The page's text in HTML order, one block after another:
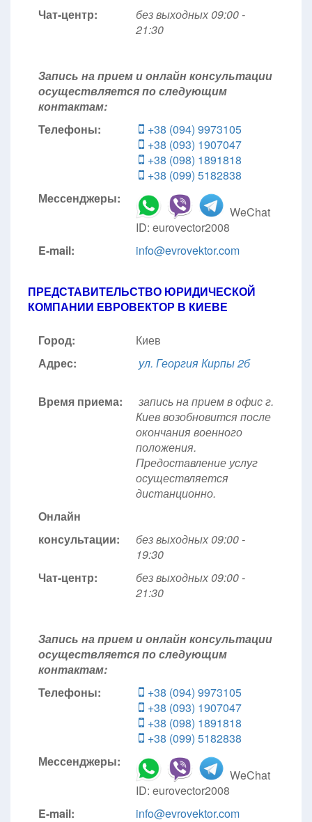
Чат-центр:
без выходных 09:00 -
21:30
Запись на прием и онлайн консультации
осуществляется по следующим
контактам:
Телефоны:
+38 (094) 9973105
+38 (093) 1907047
+38 (098) 1891818
+38 (099) 5182838
Мессенджеры:
WeChat
ID: eurovector2008
E-mail:
info@evrovektor.com
ПРЕДСТАВИТЕЛЬСТВО ЮРИДИЧЕСКОЙ
КОМПАНИИ ЕВРОВЕКТОР В КИЕВЕ
Город:
Киев
Адрес:
ул. Георгия Кирпы 2б
Время приема:
запись на прием в офис г.
Киев возобновится после
окончания военного
положения.
Предоставление услуг
осуществляется
дистанционно.
Онлайн
консультации:
без выходных 09:00 -
19:30
Чат-центр:
без выходных 09:00 -
21:30
Запись на прием и онлайн консультации
осуществляется по следующим
контактам:
Телефоны:
+38 (094) 9973105
+38 (093) 1907047
+38 (098) 1891818
+38 (099) 5182838
Мессенджеры:
WeChat
ID: eurovector2008
E-mail:
info@evrovektor.com